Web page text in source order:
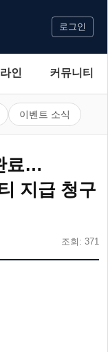
로그인
인 커뮤니티
이벤트 소식
료…
지급 청구
조회: 371